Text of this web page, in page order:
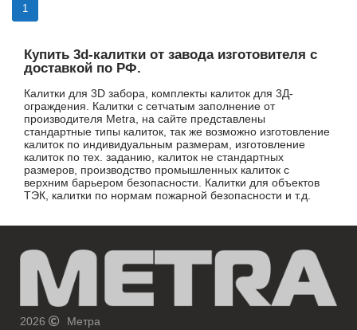
1
Купить 3d-калитки от завода изготовителя с
доставкой по РФ.
Калитки для 3D забора, комплекты калиток для 3Д-
ограждения. Калитки с сетчатым заполнение от
производителя Metra, на сайте представлены
стандартные типы калиток, так же возможно изготовление
калиток по индивидуальным размерам, изготовление
калиток по тех. заданию, калиток не стандартных
размеров, производство промышленных калиток с
верхним барьером безопасности. Калитки для объектов
ТЭК, калитки по нормам пожарной безопасности и т.д.
2026
Метра